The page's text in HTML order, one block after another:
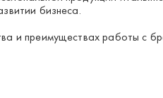
бизнеса.
и преимуществах работы с